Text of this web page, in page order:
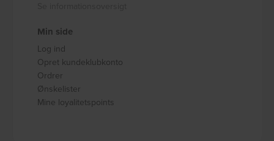
Min side
Log ind
Opret kundeklubkonto
Ordrer
Ønskelister
Mine loyalitetspoints